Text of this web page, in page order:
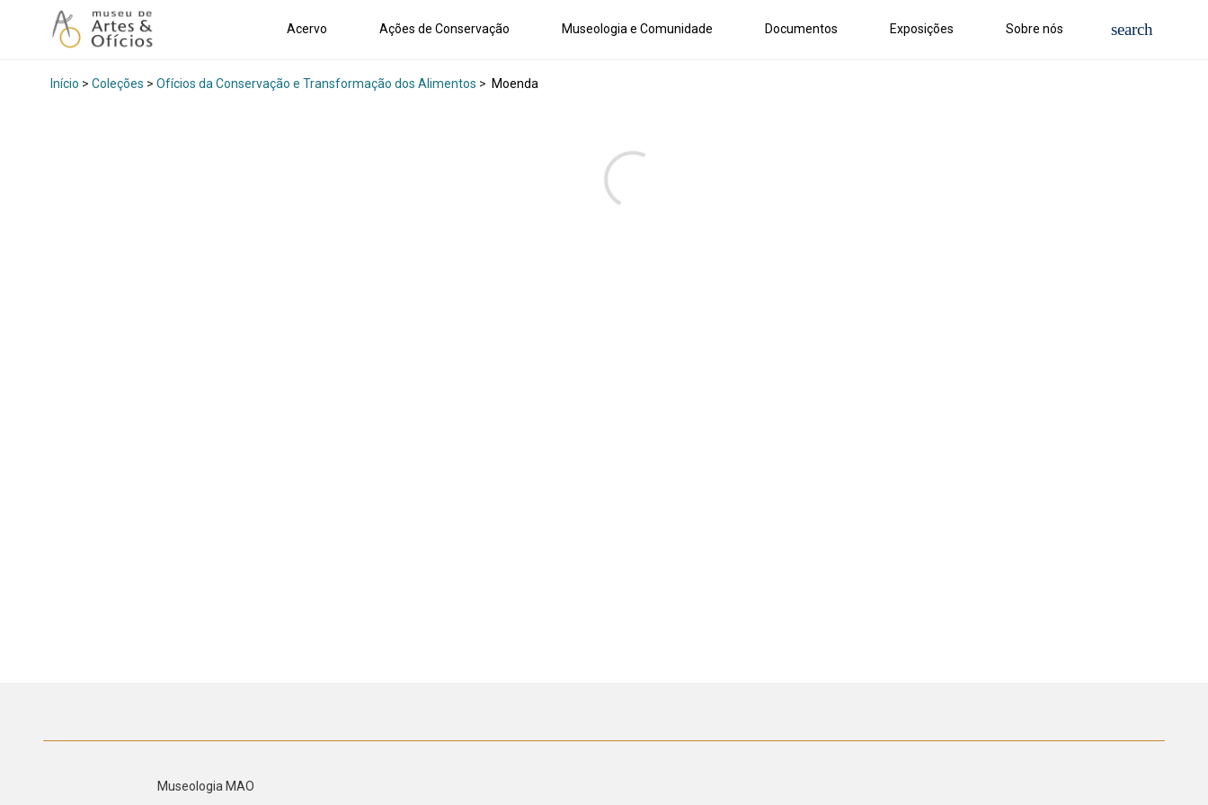
Acervo Ações de Conservação Museologia e Comunidade Documentos Exposições Sobre nós
Início > Coleções > Ofícios da Conservação e Transformação dos Alimentos > Moenda
Museologia MAO